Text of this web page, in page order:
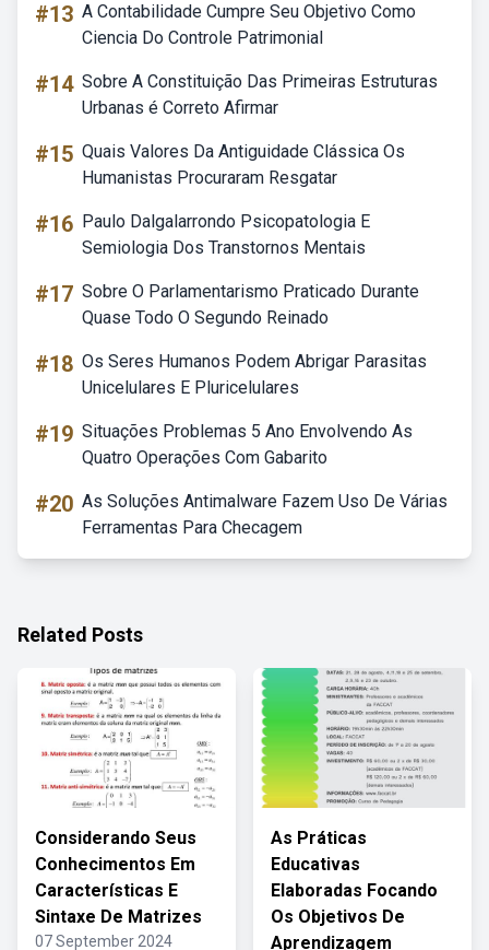
#13 A Contabilidade Cumpre Seu Objetivo Como
Ciencia Do Controle Patrimonial
#14 Sobre A Constituição Das Primeiras Estruturas
Urbanas é Correto Afirmar
#15 Quais Valores Da Antiguidade Clássica Os
Humanistas Procuraram Resgatar
#16 Paulo Dalgalarrondo Psicopatologia E
Semiologia Dos Transtornos Mentais
#17 Sobre O Parlamentarismo Praticado Durante
Quase Todo O Segundo Reinado
#18 Os Seres Humanos Podem Abrigar Parasitas
Unicelulares E Pluricelulares
#19 Situações Problemas 5 Ano Envolvendo As
Quatro Operações Com Gabarito
#20 As Soluções Antimalware Fazem Uso De Várias
Ferramentas Para Checagem
Related Posts
Considerando Seus
Conhecimentos Em
Características E
Sintaxe De Matrizes
07 September 2024
As Práticas
Educativas
Elaboradas Focando
Os Objetivos De
Aprendizagem